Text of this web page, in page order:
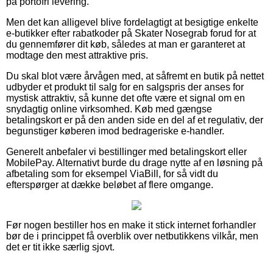
Men det kan alligevel blive fordelagtigt at besigtige enkelte
e-butikker efter rabatkoder på Skater Nosegrab forud for at
du gennemfører dit køb, således at man er garanteret at
modtage den mest attraktive pris.
Du skal blot være årvågen med, at såfremt en butik på nettet
udbyder et produkt til salg for en salgspris der anses for
mystisk attraktiv, så kunne det ofte være et signal om en
snydagtig online virksomhed. Køb med gængse
betalingskort er på den anden side en del af et regulativ, der
begunstiger køberen imod bedrageriske e-handler.
Generelt anbefaler vi bestillinger med betalingskort eller
MobilePay. Alternativt burde du drage nytte af en løsning på
afbetaling som for eksempel ViaBill, for så vidt du
efterspørger at dække beløbet af flere omgange.
Før nogen bestiller hos en make it stick internet forhandler
bør de i princippet få overblik over netbutikkens vilkår, men
det er tit ikke særlig sjovt.